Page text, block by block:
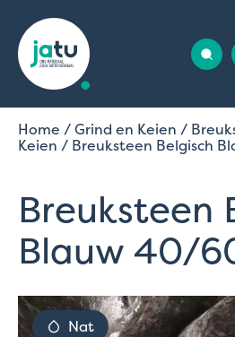
Home /Grind en Keien /
Keien / Breuksteen Belgisch
Breuksteen
Blauw 40/
Nat